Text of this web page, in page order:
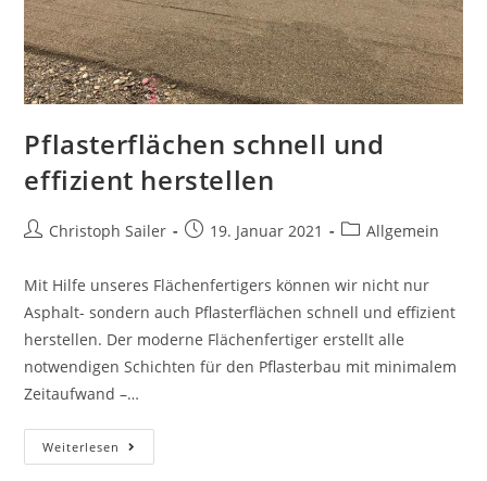
Pflasterflächen schnell und
effizient herstellen
Beitrags-
Christoph Sailer
Beitrag19. Januar 2021
Beitrags-
Allgemein
Mit Hilfe unseres Flächenfertigers können wir nicht nur
Asphalt- sondern auch Pflasterflächen schnell und effizient
herstellen. Der moderne Flächenfertiger erstellt alle
notwendigen Schichten für den Pflasterbau mit minimalem
Zeitaufwand –…
Weiterlesen
schnell